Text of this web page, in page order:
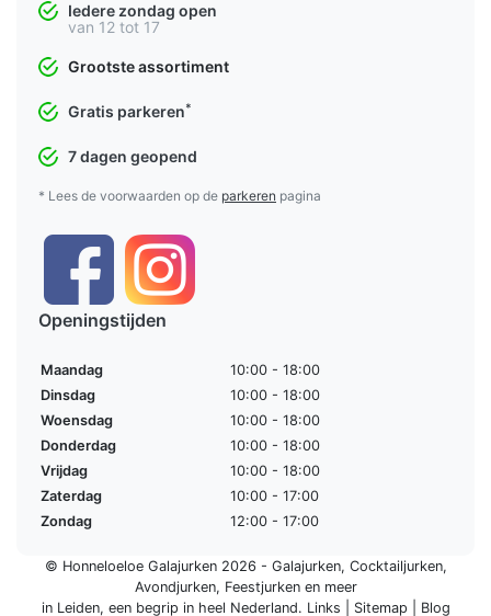
Iedere zondag open
van 12 tot 17
Grootste assortiment
Gratis parkeren*
7 dagen geopend
* Lees de voorwaarden op de parkeren pagina
Openingstijden
Maandag
10:00 - 18:00
Dinsdag
10:00 - 18:00
Woensdag
10:00 - 18:00
Donderdag
10:00 - 18:00
Vrijdag
10:00 - 18:00
Zaterdag
10:00 - 17:00
Zondag
12:00 - 17:00
© Honneloeloe Galajurken 2026 - Galajurken, Cocktailjurken,
Avondjurken, Feestjurkenen meer
in Leiden, een begrip in heel Nederland. Links Sitemap Blog